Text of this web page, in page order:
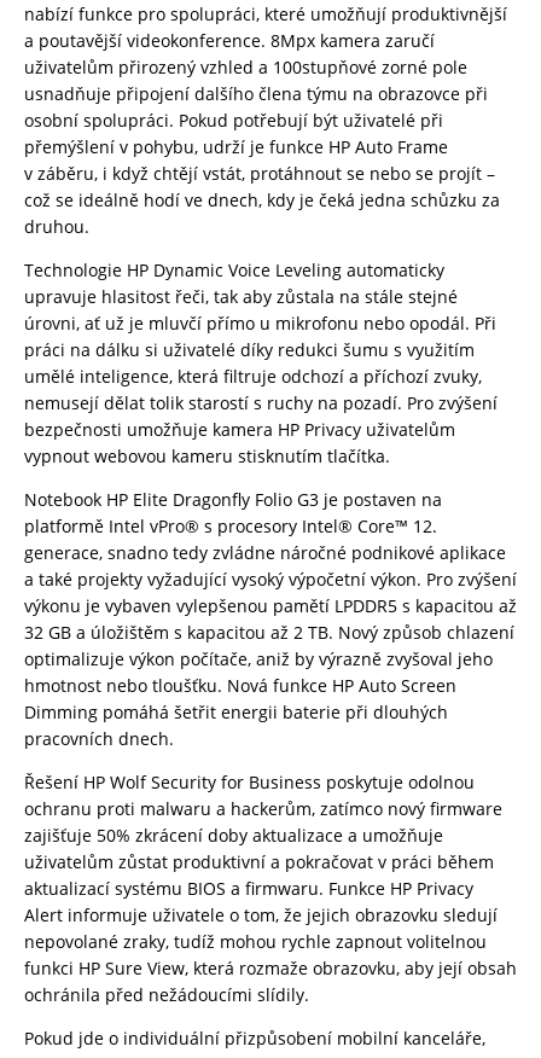
nabízí funkce pro spolupráci, které umožňují produktivnější
a poutavější videokonference. 8Mpx kamera zaručí
uživatelům přirozený vzhled a 100stupňové zorné pole
usnadňuje připojení dalšího člena týmu na obrazovce při
osobní spolupráci. Pokud potřebují být uživatelé při
přemýšlení v pohybu, udrží je funkce HP Auto Frame
v záběru, i když chtějí vstát, protáhnout se nebo se projít –
což se ideálně hodí ve dnech, kdy je čeká jedna schůzku za
druhou.
Technologie HP Dynamic Voice Leveling automaticky
upravuje hlasitost řeči, tak aby zůstala na stále stejné
úrovni, ať už je mluvčí přímo u mikrofonu nebo opodál. Při
práci na dálku si uživatelé díky redukci šumu s využitím
umělé inteligence, která filtruje odchozí a příchozí zvuky,
nemusejí dělat tolik starostí s ruchy na pozadí. Pro zvýšení
bezpečnosti umožňuje kamera HP Privacy uživatelům
vypnout webovou kameru stisknutím tlačítka.
Notebook HP Elite Dragonfly Folio G3 je postaven na
platformě Intel vPro® s procesory Intel® Core™ 12.
generace, snadno tedy zvládne náročné podnikové aplikace
a také projekty vyžadující vysoký výpočetní výkon. Pro zvýšení
výkonu je vybaven vylepšenou pamětí LPDDR5 s kapacitou až
32 GB a úložištěm s kapacitou až 2 TB. Nový způsob chlazení
optimalizuje výkon počítače, aniž by výrazně zvyšoval jeho
hmotnost nebo tloušťku. Nová funkce HP Auto Screen
Dimming pomáhá šetřit energii baterie při dlouhých
pracovních dnech.
Řešení HP Wolf Security for Business poskytuje odolnou
ochranu proti malwaru a hackerům, zatímco nový firmware
zajišťuje 50% zkrácení doby aktualizace a umožňuje
uživatelům zůstat produktivní a pokračovat v práci během
aktualizací systému BIOS a firmwaru. Funkce HP Privacy
Alert informuje uživatele o tom, že jejich obrazovku sledují
nepovolané zraky, tudíž mohou rychle zapnout volitelnou
funkci HP Sure View, která rozmaže obrazovku, aby její obsah
ochránila před nežádoucími slídily.
Pokud jde o individuální přizpůsobení mobilní kanceláře,